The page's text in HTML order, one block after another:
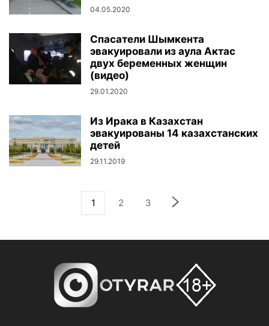
04.05.2020
Спасатели Шымкента
эвакуировали из аула Актас
двух беременных женщин
(видео)
29.01.2020
Из Ирака в Казахстан
эвакуированы 14 казахстанских
детей
29.11.2019
1 2 3